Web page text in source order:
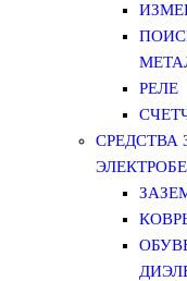
РЕЛЕ